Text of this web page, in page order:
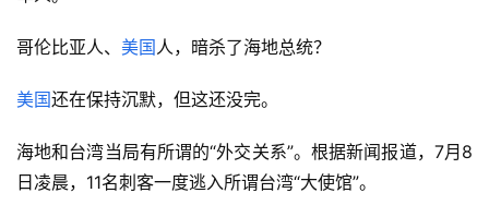
哥伦比亚人、 美国人，暗杀了海地总统？
美国还在保持沉默，但这还没完。
海地和台湾当局有所谓的“外交关系”。根据新闻报道，7月8
日凌晨，11名刺客一度逃入所谓台湾“大使馆”。